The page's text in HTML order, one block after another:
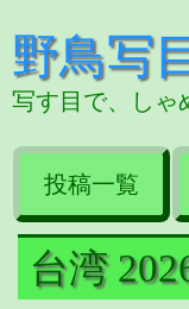
野鳥写
写す目で、しゃ
投稿一覧
台湾